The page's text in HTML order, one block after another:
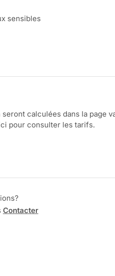
sensibles
calculées dans la page
pour consulter les tarifs.
Contacter